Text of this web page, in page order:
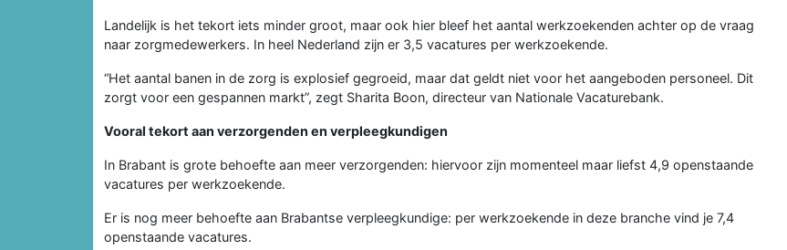
Landelijk is het tekort iets minder groot, maar ook hier bleef het aantal werkzoekenden achter op de vraag
naar zorgmedewerkers. In heel Nederland zijn er 3,5 vacatures per werkzoekende.
“Het aantal banen in de zorg is explosief gegroeid, maar dat geldt niet voor het aangeboden personeel. Dit
zorgt voor een gespannen markt”, zegt Sharita Boon, directeur van Nationale Vacaturebank.
Vooral tekort aan verzorgenden en verpleegkundigen
In Brabant is grote behoefte aan meer verzorgenden: hiervoor zijn momenteel maar liefst 4,9 openstaande
vacatures per werkzoekende.
Er is nog meer behoefte aan Brabantse verpleegkundige: per werkzoekende in deze branche vind je 7,4
openstaande vacatures.